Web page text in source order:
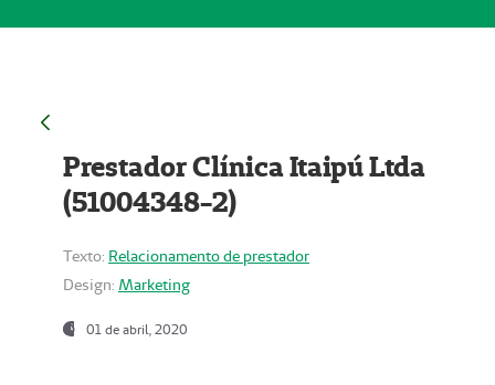
Prestador Clínica Itaipú Ltda
(51004348-2)
Texto: Relacionamento de prestador
Design: Marketing
01 de abril, 2020